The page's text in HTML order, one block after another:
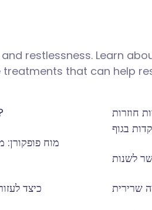
restlessness. Learn
that can help
מדוע גיל
מוח
כיצד
חוזרות
בגוף
לשנות
שרירית